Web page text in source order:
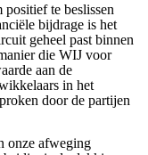
te beslissen
bijdrage is het
geheel past binnen
die WIJ voor
aan de
in het
door de partijen
onze afweging